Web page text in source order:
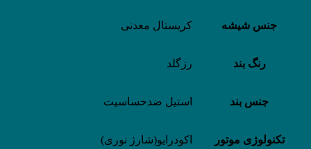
جنس شیشه کریستال معدنی
رنگ بند رزگلد
جنس بند استیل ضدحساسیت
تکنولوژی موتور اکودرایو(شارژ نوری)